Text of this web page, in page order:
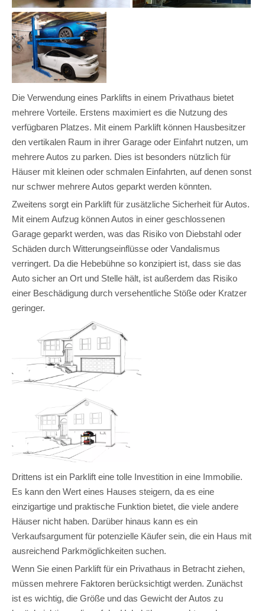
Die Verwendung eines Parklifts in einem Privathaus bietet
mehrere Vorteile. Erstens maximiert es die Nutzung des
verfügbaren Platzes. Mit einem Parklift können Hausbesitzer
den vertikalen Raum in ihrer Garage oder Einfahrt nutzen, um
mehrere Autos zu parken. Dies ist besonders nützlich für
Häuser mit kleinen oder schmalen Einfahrten, auf denen sonst
nur schwer mehrere Autos geparkt werden könnten.
Zweitens sorgt ein Parklift für zusätzliche Sicherheit für Autos.
Mit einem Aufzug können Autos in einer geschlossenen
Garage geparkt werden, was das Risiko von Diebstahl oder
Schäden durch Witterungseinflüsse oder Vandalismus
verringert. Da die Hebebühne so konzipiert ist, dass sie das
Auto sicher an Ort und Stelle hält, ist außerdem das Risiko
einer Beschädigung durch versehentliche Stöße oder Kratzer
geringer.
Drittens ist ein Parklift eine tolle Investition in eine Immobilie.
Es kann den Wert eines Hauses steigern, da es eine
einzigartige und praktische Funktion bietet, die viele andere
Häuser nicht haben. Darüber hinaus kann es ein
Verkaufsargument für potenzielle Käufer sein, die ein Haus mit
ausreichend Parkmöglichkeiten suchen.
Wenn Sie einen Parklift für ein Privathaus in Betracht ziehen,
müssen mehrere Faktoren berücksichtigt werden. Zunächst
ist es wichtig, die Größe und das Gewicht der Autos zu